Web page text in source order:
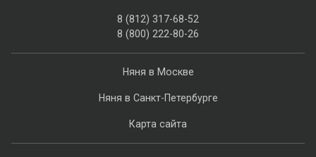
Няня в Москве
Няня в Санкт-Петербурге
Карта сайта
8 (812) 317-68-52
8 (800) 222-80-26